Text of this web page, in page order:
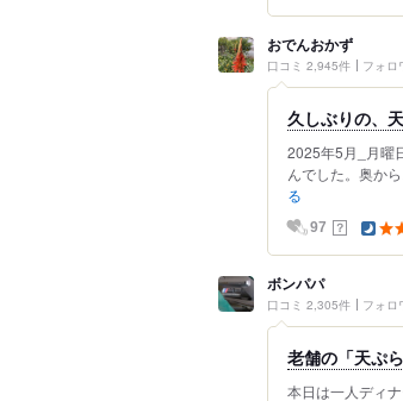
おでんおかず
口コミ 2,945件 フォロ
久しぶりの、
2025年5月_月曜
んでした。奥か
る
97 ？
ボンパパ
口コミ 2,305件 フォロ
老舗の「天ぷ
本日は一人ディ